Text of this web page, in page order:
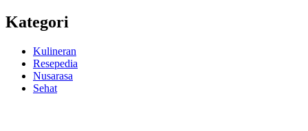
Kategori
Kulineran
Resepedia
Nusarasa
Sehat